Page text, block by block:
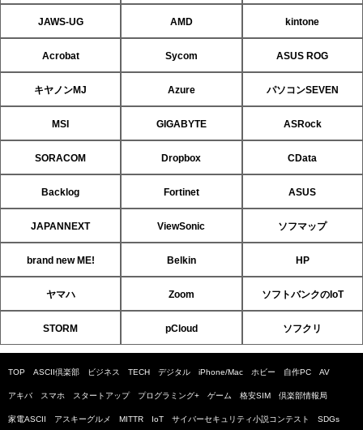
JAWS-UG AMD kintone
Acrobat Sycom ASUS ROG
キヤノンMJ Azure パソコンSEVEN
MSI GIGABYTE ASRock
SORACOM Dropbox CData
Backlog Fortinet ASUS
JAPANNEXT ViewSonic ソフマップ
brand new ME! Belkin HP
ヤマハ Zoom ソフトバンクのIoT
STORM pCloud ソフクリ
TOP ASCII倶楽部 ビジネス TECH デジタル iPhone/Mac ホビー 自作PC AV
アキバ スマホ スタートアップ プログラミング+ ゲーム 格安SIM 倶楽部情報局
家電ASCII アスキーグルメ MITTR IoT サイバーセキュリティ小説コンテスト SDGs